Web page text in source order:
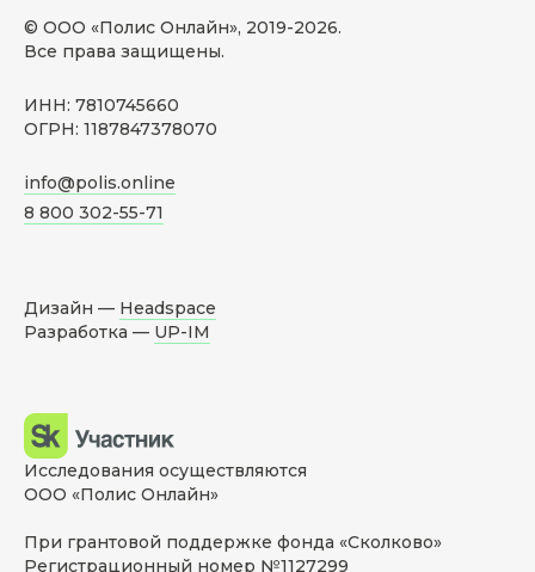
© ООО «Полис Онлайн», 2019-2026.
Все права защищены.
ИНН: 7810745660
ОГРН: 1187847378070
info@polis.online
8 800 302-55-71
Дизайн — Headspace
Разработка — UP-IM
Исследования осуществляются
ООО «Полис Онлайн»
При грантовой поддержке фонда «Сколково»
Регистрационный номер №1127299